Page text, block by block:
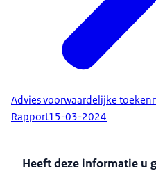
Advies voorwaardelijke
Rapport15-03-2024
Heeft deze informatie u